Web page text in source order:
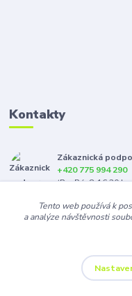
Kontakty
Zákaznická
+420 775 994 290
(Po-Pá, 8-16:30
info@iskutry.cz
Tento web používá k
a analýze návštěvnosti